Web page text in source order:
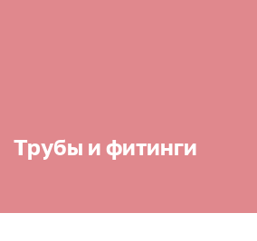
Трубы и фитинги